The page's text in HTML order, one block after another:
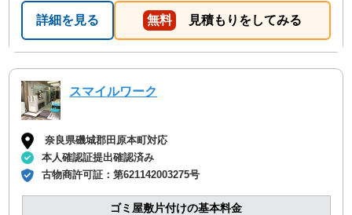
詳細を見る 無料 見積もりをしてみる
スマイルワーク
奈良県磯城郡田原本町対応
本人確認証提出確認済み
古物商許可証：第621142003275号
ゴミ屋敷片付けの基本料金